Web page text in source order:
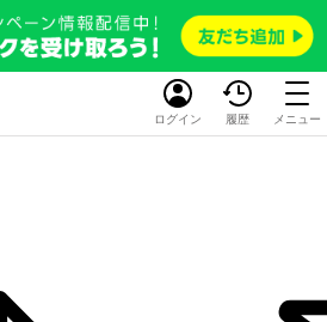
ログイン 履歴 メニュー